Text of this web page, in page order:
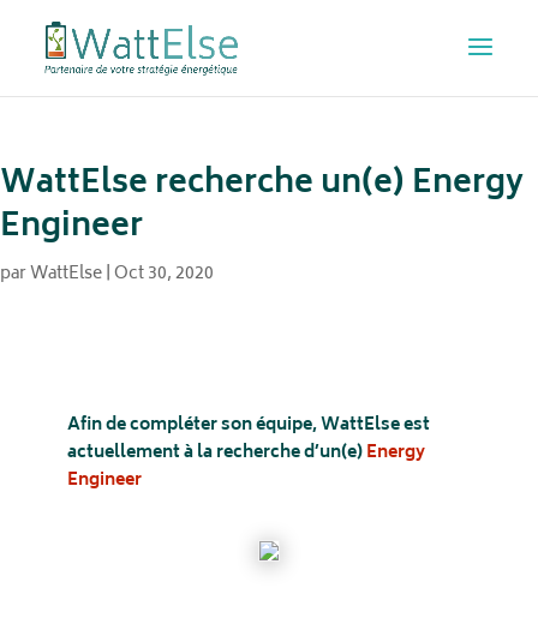
WattElse recherche un(e) Energy
Engineer
parWattElse|Oct 30, 2020
Afin de compléter son équipe, WattElse est
actuellement à la recherche d’un(e)Energy
Engineer